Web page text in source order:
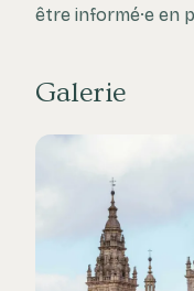
être informé·e en
Galerie